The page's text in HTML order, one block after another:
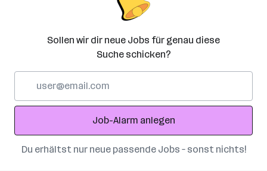
Sollen wir dir neue Jobs für genau diese
Suche schicken?
Adresse
Job-Alarm anlegen
Du erhältst nur neue passende Jobs – sonst nichts!